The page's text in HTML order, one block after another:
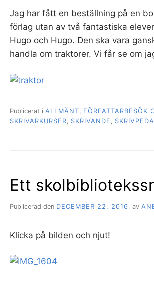
Jag har fått en beställning på en
förlag utan av två fantastiska
Hugo och Hugo. Den ska vara
handla om traktorer. Vi får se om
Publicerat i ALLMÄNT
FÖRFATTARBESÖK
SKRIVARKURSER
SKRIVANDE
Ett
Publicerad den DECEMBER 22, 2016 av
Klicka på bilden och njut!